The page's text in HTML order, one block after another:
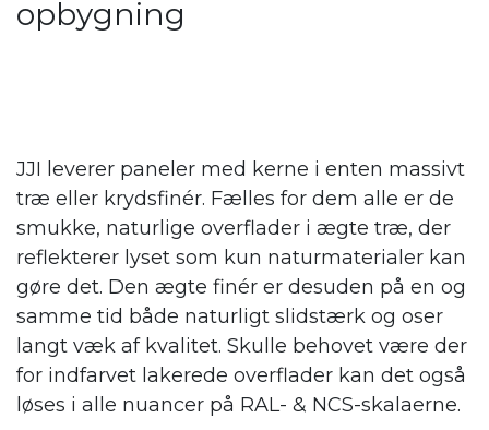
opbygning
JJI leverer paneler med kerne i enten massivt
træ eller krydsfinér. Fælles for dem alle er de
smukke, naturlige overflader i ægte træ, der
reflekterer lyset som kun naturmaterialer kan
gøre det. Den ægte finér er desuden på en og
samme tid både naturligt slidstærk og oser
langt væk af kvalitet. Skulle behovet være der
for indfarvet lakerede overflader kan det også
løses i alle nuancer på RAL- & NCS-skalaerne.